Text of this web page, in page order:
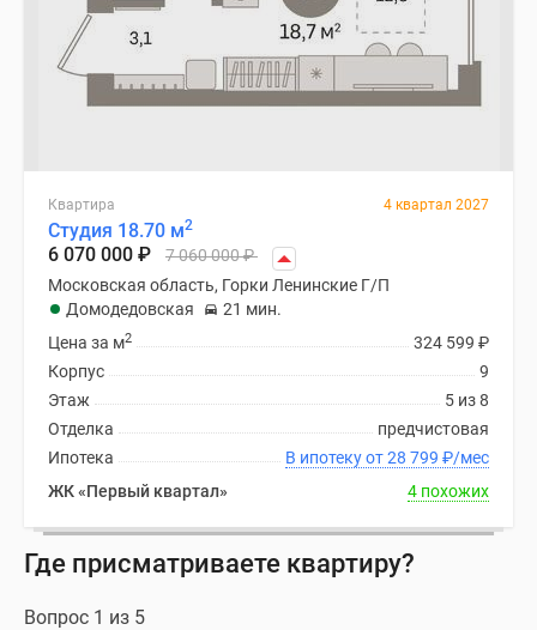
Квартира 4 квартал 2027
Студия 18.70 м2
6 070 000 ₽ 7 060 000₽
Московская область, Горки Ленинские Г/П
Домодедовская
21 мин.
324 599 ₽
Цена за м2
9
Корпус
5 из 8
Этаж
предчистовая
Отделка
В ипотеку от 28 799 ₽/мес
Ипотека
ЖК «Первый квартал»
4 похожих
Где присматриваете квартиру?
Вопрос 1 из 5